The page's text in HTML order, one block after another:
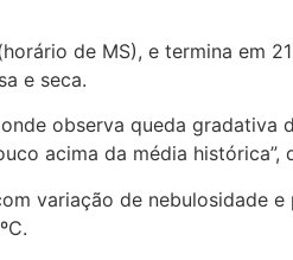
de MS), e termina em
e seca.
observa queda
acima da média histórica”,
variação de nebulosidade